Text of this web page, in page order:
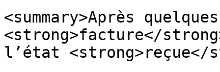
<summary>Après
<strong>facture</
l’état <strong>reçue</